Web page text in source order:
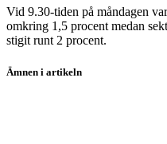
Vid 9.30-tiden på måndagen
omkring 1,5 procent medan
stigit runt 2 procent.
Ämnen i artikeln